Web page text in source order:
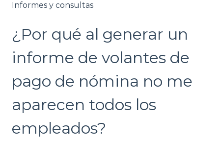
Informes y consultas
¿Por qué al generar un
informe de volantes de
pago de nómina no me
aparecen todos los
empleados?